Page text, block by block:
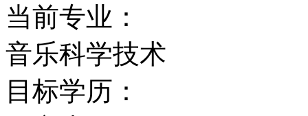
究中心和旅游饭店管理
学课程设置的目的就是
学生素质。学校会经常
当前专业：
音乐科学技术
目标学历：